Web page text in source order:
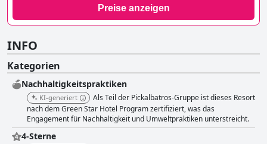
Preise anzeigen
INFO
Kategorien
Nachhaltigkeitspraktiken
KI-generiert
Als Teil der Pickalbatros-Gruppe ist dieses Resort
nach dem Green Star Hotel Program zertifiziert, was das
Engagement für Nachhaltigkeit und Umweltpraktiken unterstreicht.
4-Sterne